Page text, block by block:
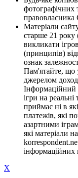
фотографічних
правовласника
Матеріали
старше 21 року
викликати
(принципів)
ознак
Пам'ятайте, що
джерелом
Інформаційний
ігри на реальні
приймає ні в
платежів, які
азартними
які матеріали
інформаційних
X